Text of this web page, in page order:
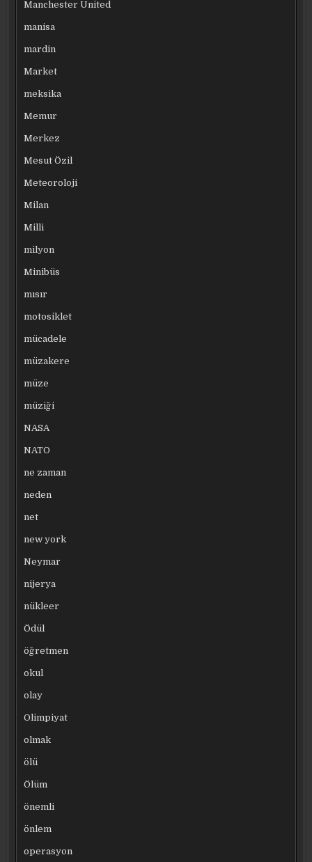
Manchester United
manisa
mardin
Market
meksika
Memur
Merkez
Mesut Özil
Meteoroloji
Milan
Milli
milyon
Minibüs
mısır
motosiklet
mücadele
müzakere
müze
müziği
NASA
NATO
ne zaman
neden
net
new york
Neymar
nijerya
nükleer
Ödül
öğretmen
okul
olay
Olimpiyat
olmak
ölü
Ölüm
önemli
önlem
operasyon